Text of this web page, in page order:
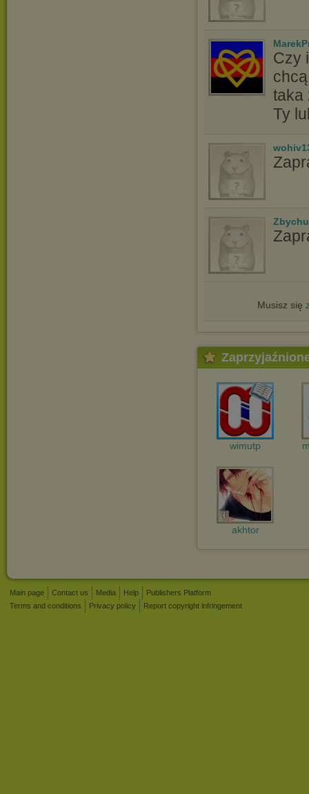
Czy
taka
Ty
Musisz się
wimutp
akhtor
Main page Contact us Media Help
Publishers Platform
Terms and conditions
Privacy policy Report copyright infringement